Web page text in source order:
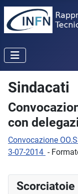
Scorciatoie
Sindacati
con
Convocazione
3-07-2014 -